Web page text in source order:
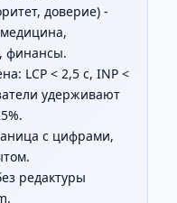
доверие) -
финансы.
LCP < 2,5 с, INP <
удерживают
с цифрами,
редактуры